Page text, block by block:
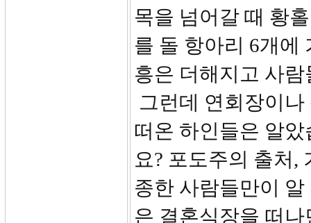
목을 넘어갈 때 황
를 돌 항아리 6개에
흥은 더해지고 사
그런데 연회장이
떠온 하인들은 알
요? 포도주의 출처,
종한 사람들만이
은 결혼식장을 떠